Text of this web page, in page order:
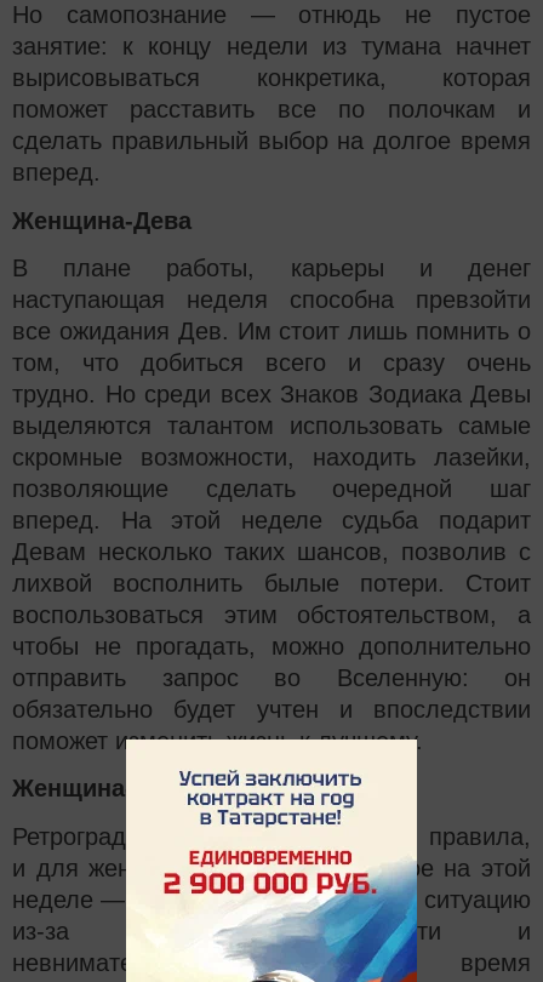
Но самопознание — отнюдь не пустое
занятие: к концу недели из тумана начнет
вырисовываться конкретика, которая
поможет расставить все по полочкам и
сделать правильный выбор на долгое время
вперед.
Женщина-Дева
В плане работы, карьеры и денег
наступающая неделя способна превзойти
все ожидания Дев. Им стоит лишь помнить о
том, что добиться всего и сразу очень
трудно. Но среди всех Знаков Зодиака Девы
выделяются талантом использовать самые
скромные возможности, находить лазейки,
позволяющие сделать очередной шаг
вперед. На этой неделе судьба подарит
Девам несколько таких шансов, позволив с
лихвой восполнить былые потери. Стоит
воспользоваться этим обстоятельством, а
чтобы не прогадать, можно дополнительно
отправить запрос во Вселенную: он
обязательно будет учтен и впоследствии
поможет изменить жизнь к лучшему.
Женщина-Весы
Ретроградная Венера диктует свои правила,
и для женщин-Весов самое главное на этой
неделе — не попасть в неприятную ситуацию
из-за своих доверчивости и
невнимательности. Пришло время